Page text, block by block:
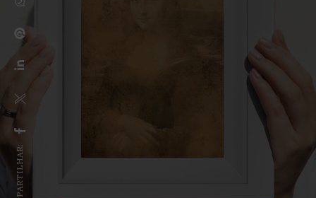
PARTILHAR: